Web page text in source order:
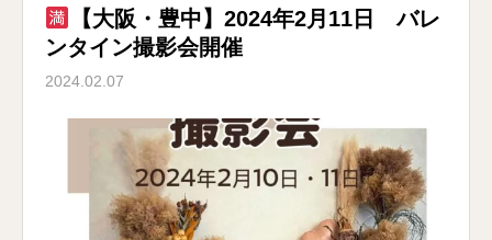
【大阪・豊中】2024年2月11日 バレ
ンタイン撮影会開催
2024.02.07